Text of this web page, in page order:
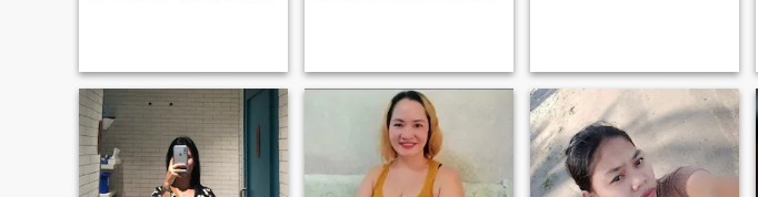
by those she loves. I am
hardworking a
friend who wants to